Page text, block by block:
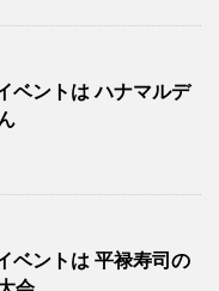
ベントは ハナマルデ
ベントは 平禄寿司の